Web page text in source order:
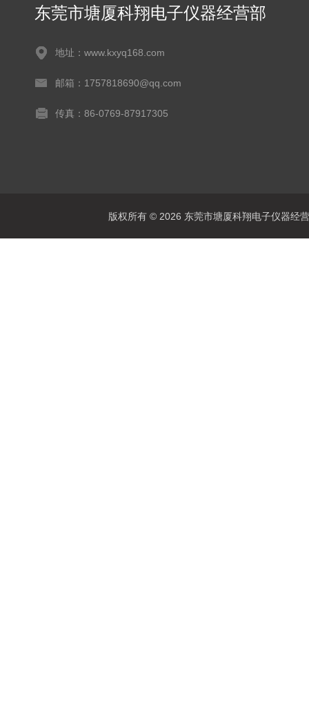
东莞市塘厦科翔电子仪器经营部
地址：www.kxyq168.com
邮箱：1757818690@qq.com
传真：86-0769-87917305
版权所有 © 2026 东莞市塘厦科翔电子仪器